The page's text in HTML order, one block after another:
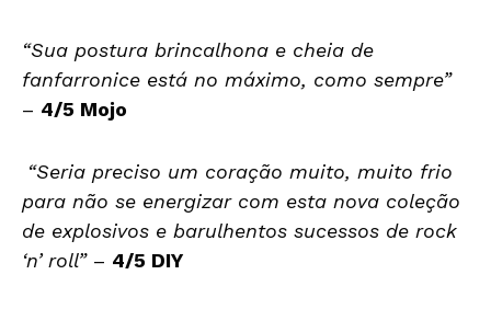
“Sua postura brincalhona e cheia de
fanfarronice está no máximo, como sempre”
– 4/5 Mojo
“Seria preciso um coração muito, muito frio
para não se energizar com esta nova coleção
de explosivos e barulhentos sucessos de rock
‘n’ roll”– 4/5 DIY